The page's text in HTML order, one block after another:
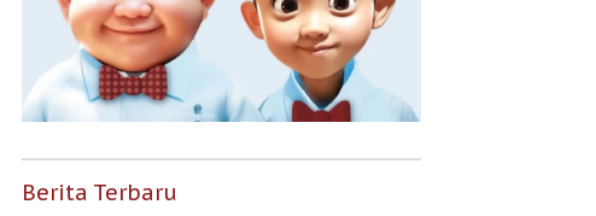
Berita Terbaru